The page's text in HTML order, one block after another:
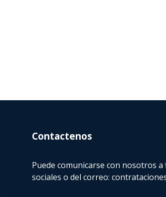
Contactenos
Puede comunicarse con nosotros
sociales o del correo: